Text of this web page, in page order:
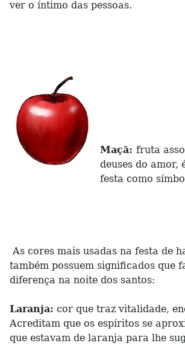
ver o íntimo das pessoas.
Maçã: fruta
deuses do amor,
festa como
As cores mais usadas na festa de
também possuem significados que
diferença na noite dos santos:
Laranja: cor que traz vitalidade,
Acreditam que os espíritos se
que estavam de laranja para lhe